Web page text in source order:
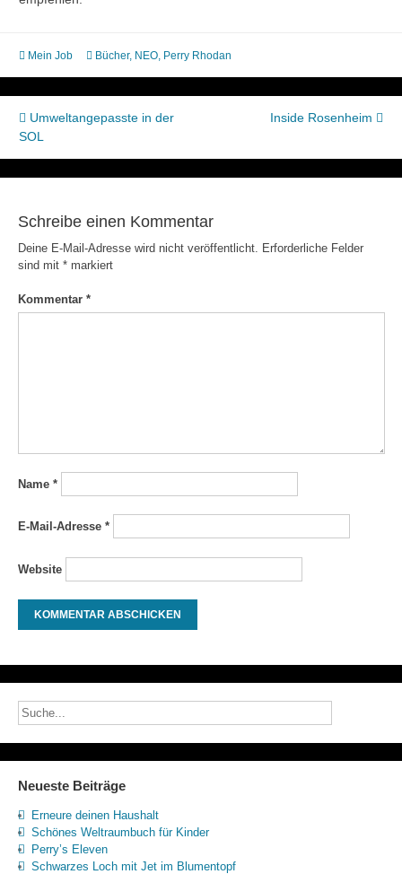
Mein Job Bücher, NEO, Perry Rhodan
Beitragsnavigation
Umweltangepasste in der
SOL
Inside Rosenheim
Schreibe einen Kommentar
Deine E-Mail-Adresse wird nicht veröffentlicht.
Erforderliche Felder
sind mit *markiert
Kommentar *
Name *
E-Mail-Adresse *
Website
Neueste Beiträge
Erneure deinen Haushalt
Schönes Weltraumbuch für Kinder
Perry’s Eleven
Schwarzes Loch mit Jet im Blumentopf